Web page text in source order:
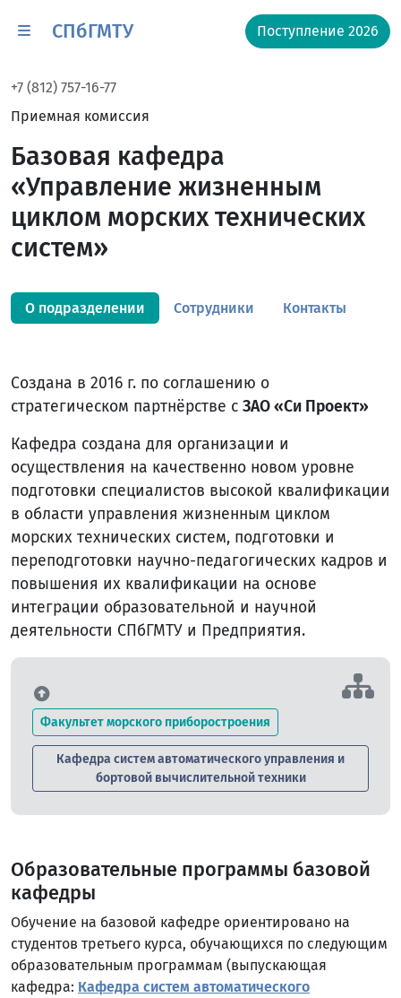
СПбГМТУ Поступление 2026
+7 (812) 757-16-77
Приемная комиссия
Базовая кафедра
«Управление жизненным
циклом морских технических
систем»
О подразделении Сотрудники Контакты
Создана в 2016 г. по соглашению о
стратегическом партнёрстве с ЗАО «Си Проект»
Кафедра создана для организации и
осуществления на качественно новом уровне
подготовки специалистов высокой квалификации
в области управления жизненным циклом
морских технических систем, подготовки и
переподготовки научно-педагогических кадров и
повышения их квалификации на основе
интеграции образовательной и научной
деятельности СПбГМТУ и Предприятия.
Факультет морского приборостроения
Кафедра систем автоматического управления и
бортовой вычислительной техники
Образовательные программы базовой
кафедры
Обучение на базовой кафедре ориентировано на
студентов третьего курса, обучающихся по следующим
образовательным программам (выпускающая
кафедра: Кафедра систем автоматического